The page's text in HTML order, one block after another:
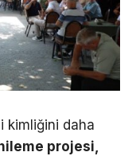
kimliğini daha
projesi,